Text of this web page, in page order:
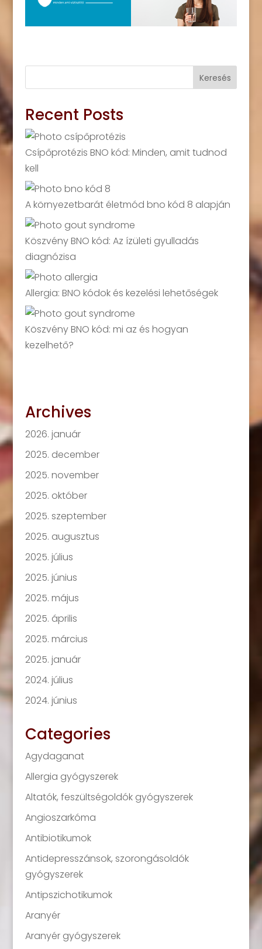
Keresés
Recent Posts
Csípőprotézis BNO kód: Minden, amit tudnod
kell
A környezetbarát életmód bno kód 8 alapján
Köszvény BNO kód: Az ízületi gyulladás
diagnózisa
Allergia: BNO kódok és kezelési lehetőségek
Köszvény BNO kód: mi az és hogyan
kezelhető?
Archives
2026. január
2025. december
2025. november
2025. október
2025. szeptember
2025. augusztus
2025. július
2025. június
2025. május
2025. április
2025. március
2025. január
2024. július
2024. június
Categories
Agydaganat
Allergia gyógyszerek
Altatók, feszültségoldók gyógyszerek
Angioszarkóma
Antibiotikumok
Antidepresszánsok, szorongásoldók
gyógyszerek
Antipszichotikumok
Aranyér
Aranyér gyógyszerek